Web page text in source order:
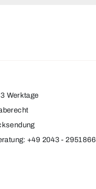
Werktage
+49 2043 - 2951866